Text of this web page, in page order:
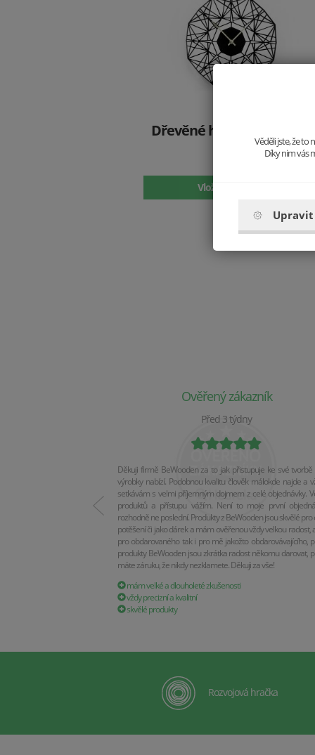
Dřevěné hodiny Arte Nox
Vložit do košíku
Ověřený zákazník
Před 3 týdny
Děkuji firmě BeWooden za to jak přistupuje ke své
výrobky nabízí. Podobnou kvalitu člověk málokde najde a
setkávám s velmi příjemným dojmem z celé objednávky.
produktů a přístupu vážím. Není to moje první
rozhodně ne poslední. Produkty z BeWooden jsou skvělé pro
potěšení či jako dárek a mám ověřenou vždy velkou radost,
pro obdarovaného tak i pro mě jakožto obdarovávajícího,
produkty BeWooden jsou zkrátka radost někomu darovat,
máte záruku, že nikdy nezklamete. Děkuji za vše!
mám velké a dlouholeté zkušenosti
vždy precizní a kvalitní
skvělé produkty
Rozvojová hračka
Věděli jste, že to
Díky nim vás